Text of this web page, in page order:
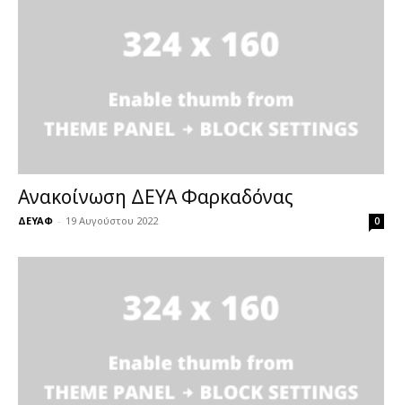
Ανακοίνωση ΔΕΥΑ Φαρκαδόνας
ΔΕΥΑΦ - 19 Αυγούστου 2022 0